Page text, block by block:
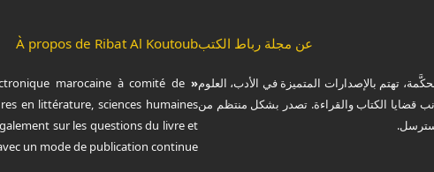
عن مجلة رباط الكتب
تهتم بالإصدارات المتميزة في الأدب، العلوم
قضايا الكتاب والقراءة. تصدر بشكل منتظم من
À propos de Ribat Al Koutoub
« Ribat Al Koutoub »
marocaine à comité de
en littérature, sciences humaines
sur les questions du livre et
un mode de publication continue.